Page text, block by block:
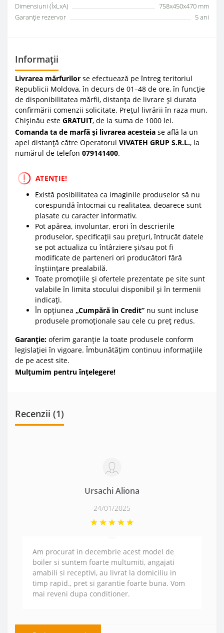
Dimensiuni (ÎxLxA)
758x450x470 mm
Garanţie rezervor
5 ani
Informații
Livrarea mărfurilor se efectuează pe întreg teritoriul
Republicii Moldova, în decurs de 01–48 de ore, în funcție
de disponibilitatea mărfii, distanța de livrare și durata
confirmării comenzii solicitate. Prețul livrării în raza mun.
Chișinău este GRATUIT, de la suma de 1000 lei.
Comanda ta de marfă și livrarea acesteia se află la un
apel distanță către Operatorul VIVATEH GRUP S.R.L., la
numărul de telefon 079141400.
ATENȚIE!
Există posibilitatea ca imaginile produselor să nu
corespundă întocmai cu realitatea, deoarece sunt
plasate cu caracter informativ.
Pot apărea, involuntar, erori în descrierile
produselor, specificații sau prețuri, întrucât datele
se pot actualiza cu întârziere și/sau pot fi
modificate de parteneri ori producători fără
înștiințare prealabilă.
Toate promoțiile și ofertele prezentate pe site sunt
valabile în limita stocului disponibil și în termenii
indicați.
În opțiunea „Cumpără în Credit” nu sunt incluse
produsele promoționale sau cele cu preț redus.
Garanție: oferim garanție la toate produsele conform
legislației în vigoare. Îmbunătățim continuu informațiile
de pe acest site.
Mulțumim pentru înțelegere!
Recenzii (1)
Ursachi Aliona
24/01/2025
Am procurat in decembrie acest model de
boiler si suntem foarte multumiti, angajati
amabili si receptivi, au livrat la domiciliu in
timp rapid., pret si garantie foarte buna. Vom
mai reveni dupa conditioner.